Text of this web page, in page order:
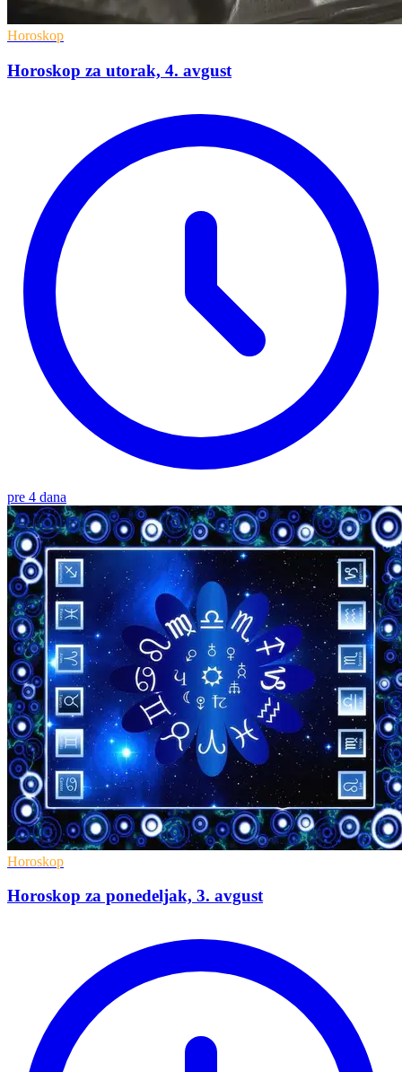
Horoskop
Horoskop za utorak, 4. avgust
pre 4 dana
Horoskop
Horoskop za ponedeljak, 3. avgust